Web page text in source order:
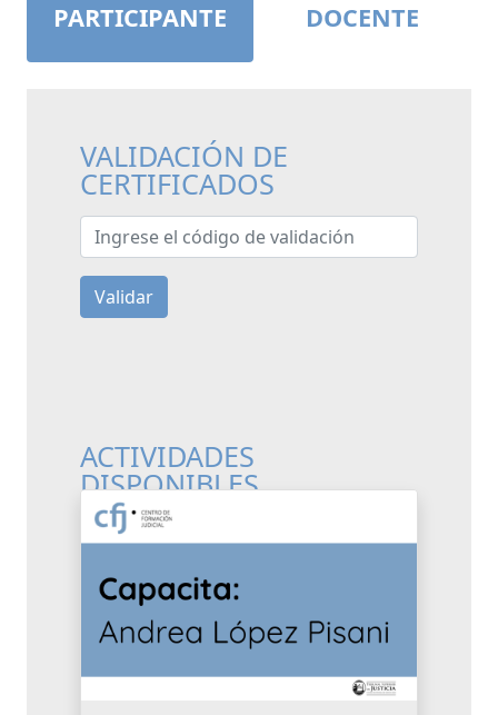
PARTICIPANTE DOCENTE
VALIDACIÓN DE
CERTIFICADOS
Ingrese el código de validación
Validar
ACTIVIDADES
DISPONIBLES